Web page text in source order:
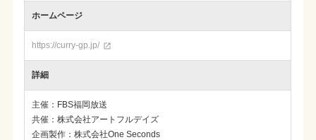
ホームページ
https://curry-gp.jp/ 
詳細
主催：FBS福岡放送
共催：株式会社アートフルデイズ
企画製作：株式会社One Seconds